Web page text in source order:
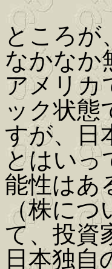
ところが
なかなか
アメリカ
ック状態
すが、日
とはいっ
能性はあ
（株に
て、投資
日本独自